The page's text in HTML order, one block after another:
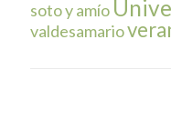
soto y amío
valdesamario